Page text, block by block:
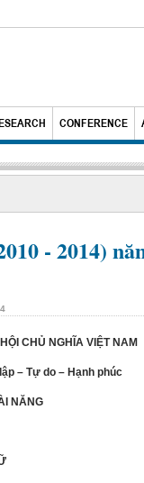
CONFERENCE
- 2014)
NGHĨA VIỆT NAM
Tự do – Hạnh phúc
NĂNG